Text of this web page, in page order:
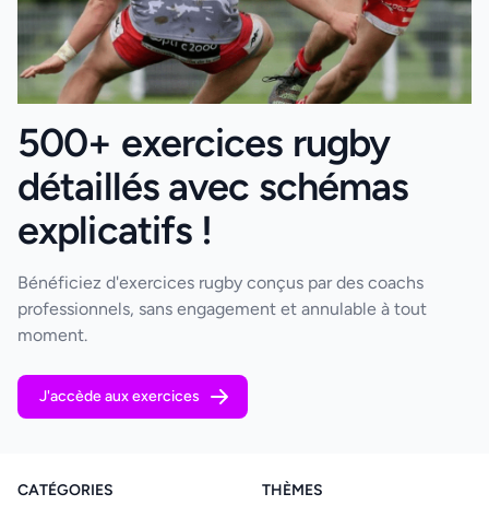
500+ exercices rugby
détaillés avec schémas
explicatifs !
Bénéficiez d'exercices rugby conçus par des coachs
professionnels, sans engagement et annulable à tout
moment.
J'accède aux exercices
CATÉGORIES THÈMES